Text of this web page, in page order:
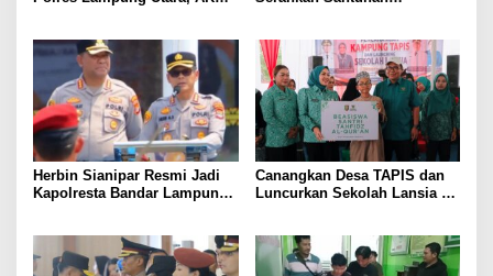
Herbin Sianipar Resmi Jadi
Kapolresta Bandar Lampung,
Canangkan Desa TAPIS dan
Luncurkan Sekolah Lansia di
Pembangunan SDM Dimulai
dari Desa